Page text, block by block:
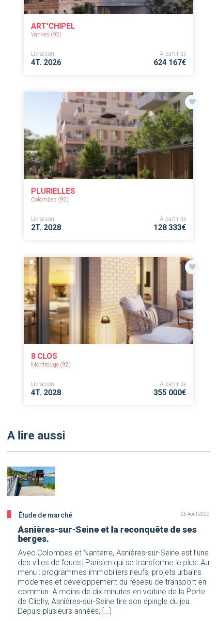
ART'CHIPEL
Vanves (92)
Livraison
4T. 2026
A partir de
624 167€
PLURIELLES
Colombes (92)
Livraison
2T. 2028
A partir de
128 333€
8 CLOS
Montrouge (92)
Livraison
4T. 2028
A partir de
355 000€
A lire aussi
Étude de marché 25 Août 2020
Asnières-sur-Seine et la reconquête de ses
berges.
Avec Colombes et Nanterre, Asnières-sur-Seine est l’une
des villes de l’ouest Parisien qui se transforme le plus. Au
menu : programmes immobiliers neufs, projets urbains
modernes et développement du réseau de transport en
commun. A moins de dix minutes en voiture de la Porte
de Clichy, Asnières-sur-Seine tire son épingle du jeu.
Depuis plusieurs années, […]